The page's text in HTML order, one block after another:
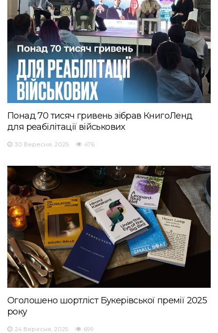
Понад 70 тисяч гривень зібрав КнигоЛенд
для реабілітації військових
30 Вересня, 2025 476
Оголошено шортліст Букерівської премії 2025
року
24 Вересня, 2025 699